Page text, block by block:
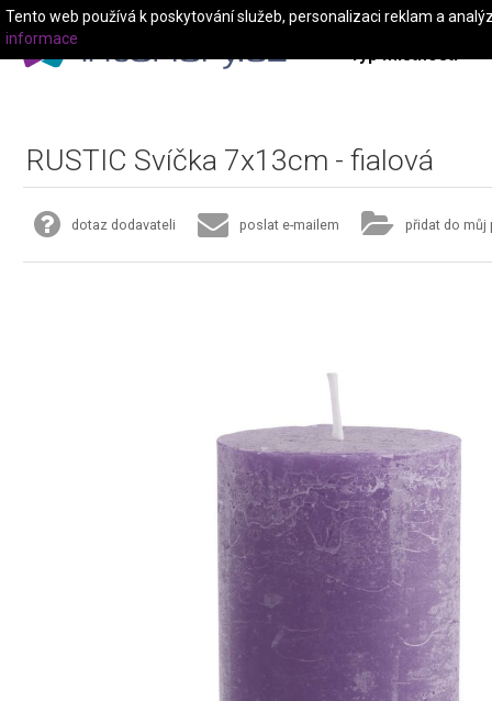
Typ místnosti
RUSTIC Svíčka 7x13cm - fialová
dotaz dodavateli poslat e-mailem přidat do můj
Tento web používá k poskytování služeb, personalizaci reklam a
informace